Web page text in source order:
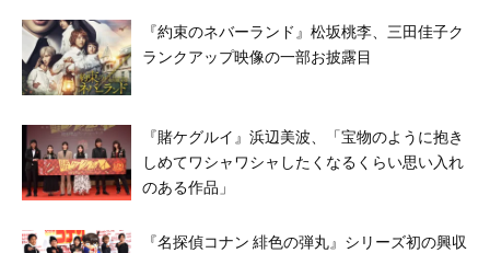
『約束のネバーランド』松坂桃李、三田佳子ク
ランクアップ映像の一部お披露目
『賭ケグルイ』浜辺美波、「宝物のように抱き
しめてワシャワシャしたくなるくらい思い入れ
のある作品」
『名探偵コナン 緋色の弾丸』シリーズ初の興収